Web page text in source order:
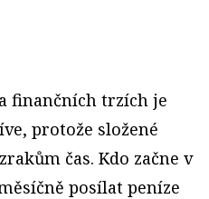
finančních trzích je
protože složené
čas. Kdo začne v
posílat peníze